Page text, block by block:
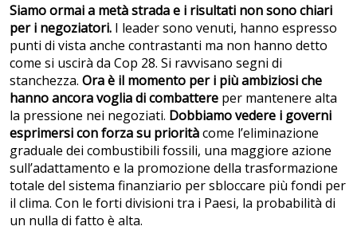
Siamo ormai a metà strada e i risultati non sono chiari
per i negoziatori. I leader sono venuti, hanno espresso
punti di vista anche contrastanti ma non hanno detto
come si uscirà da Cop 28. Si ravvisano segni di
stanchezza. Ora è il momento per i più ambiziosi che
hanno ancora voglia di combattere per mantenere alta
la pressione nei negoziati. Dobbiamo vedere i governi
esprimersi con forza su prioritàcome l’eliminazione
graduale dei combustibili fossili, una maggiore azione
sull’adattamento e la promozione della trasformazione
totale del sistema finanziario per sbloccare più fondi per
il clima. Con le forti divisioni tra i Paesi, la probabilità di
un nulla di fatto è alta.